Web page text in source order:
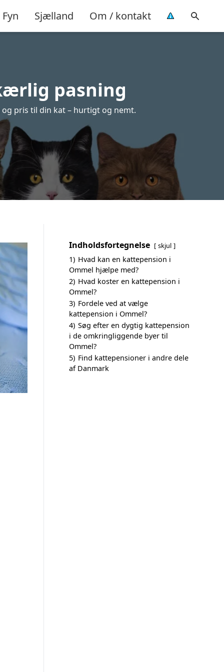
Fyn Sjælland Om / kontakt
pasning
pris til din kat – hurtigt og nemt.
Indholdsfortegnelse skjul
1) Hvad kan en kattepension i
Ommel hjælpe med?
2) Hvad koster en kattepension i
Ommel?
3) Fordele ved at vælge
kattepension i Ommel?
4) Søg efter en dygtig kattepension
i de omkringliggende byer til
Ommel?
5) Find kattepensioner i andre dele
af Danmark